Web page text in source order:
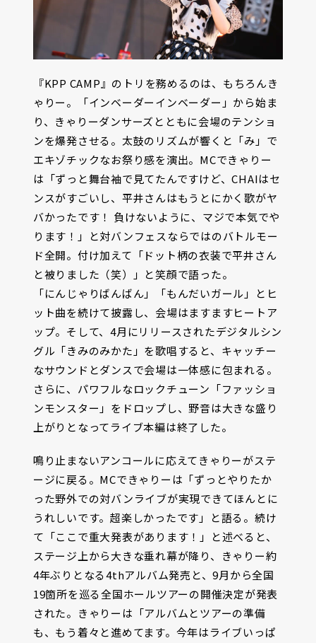
『KPP CAMP』のトリを務めるのは、もちろんき
ゃりー。「インベーダーインベーダー」から始ま
り、きゃりーダンサーズとともに会場のテンショ
ンを爆発させる。太鼓のリズムが響くと「み」で
エキゾチックなお祭り感を演出。MCできゃりー
は「ずっと舞台袖で見てたんですけど、CHAIはセ
ンスがすごいし、平井さんはもうとにかく歌がヤ
バかったです！ 負けないように、マジで本気でや
ります！」と対バンフェスならではのバトルモー
ド全開。付け加えて「ドット柄の衣装で平井さん
と被りました（笑）」と笑顔で語った。
「にんじゃりばんばん」「もんだいガール」とヒ
ット曲を続けて披露し、会場はますますヒートア
ップ。そして、4月にリリースされたデジタルシン
グル「きみのみかた」を歌唱すると、キャッチー
なサウンドとダンスで会場は一体感に包まれる。
さらに、パワフルなロックチューン「ファッショ
ンモンスター」をドロップし、野音は大きな盛り
上がりとなってライブ本編は終了した。
鳴り止まないアンコールに応えてきゃりーがステ
ージに戻る。MCできゃりーは「ずっとやりたか
った野外での対バンライブが実現できてほんとに
うれしいです。超楽しかったです」と語る。続け
て「ここで重大発表があります！」と述べると、
ステージ上から大きな垂れ幕が降り、きゃりー約
4年ぶりとなる4thアルバム発売と、9月から全国
19箇所を巡る全国ホールツアーの開催決定が発表
された。きゃりーは「アルバムとツアーの準備
も、もう着々と進めてます。今年はライブいっぱ